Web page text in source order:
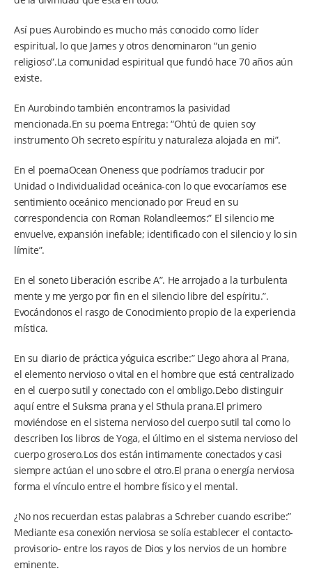
Así pues Aurobindo es mucho más conocido como líder
espiritual, lo que James y otros denominaron “un genio
religioso”.La comunidad espiritual que fundó hace 70 años aún
existe.
En Aurobindo también encontramos la pasividad
mencionada.En su poema Entrega: “Ohtú de quien soy
instrumento Oh secreto espíritu y naturaleza alojada en mi”.
En el poemaOcean Oneness que podríamos traducir por
Unidad o Individualidad oceánica-con lo que evocaríamos ese
sentimiento oceánico mencionado por Freud en su
correspondencia con Roman Rolandleemos:” El silencio me
envuelve, expansión inefable; identificado con el silencio y lo sin
límite”.
En el soneto Liberación escribe A”. He arrojado a la turbulenta
mente y me yergo por fin en el silencio libre del espíritu.”.
Evocándonos el rasgo de Conocimiento propio de la experiencia
mística.
En su diario de práctica yóguica escribe:” Llego ahora al Prana,
el elemento nervioso o vital en el hombre que está centralizado
en el cuerpo sutil y conectado con el ombligo.Debo distinguir
aquí entre el Suksma prana y el Sthula prana.El primero
moviéndose en el sistema nervioso del cuerpo sutil tal como lo
describen los libros de Yoga, el último en el sistema nervioso del
cuerpo grosero.Los dos están intimamente conectados y casi
siempre actúan el uno sobre el otro.El prana o energía nerviosa
forma el vínculo entre el hombre físico y el mental.
¿No nos recuerdan estas palabras a Schreber cuando escribe:”
Mediante esa conexión nerviosa se solía establecer el contacto-
provisorio- entre los rayos de Dios y los nervios de un hombre
eminente.